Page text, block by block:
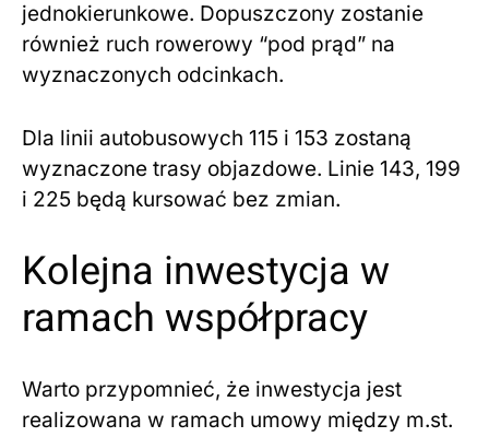
jednokierunkowe. Dopuszczony zostanie
również ruch rowerowy “pod prąd” na
wyznaczonych odcinkach.
Dla linii autobusowych 115 i 153 zostaną
wyznaczone trasy objazdowe. Linie 143, 199
i 225 będą kursować bez zmian.
Kolejna inwestycja w
ramach współpracy
Warto przypomnieć, że inwestycja jest
realizowana w ramach umowy między m.st.